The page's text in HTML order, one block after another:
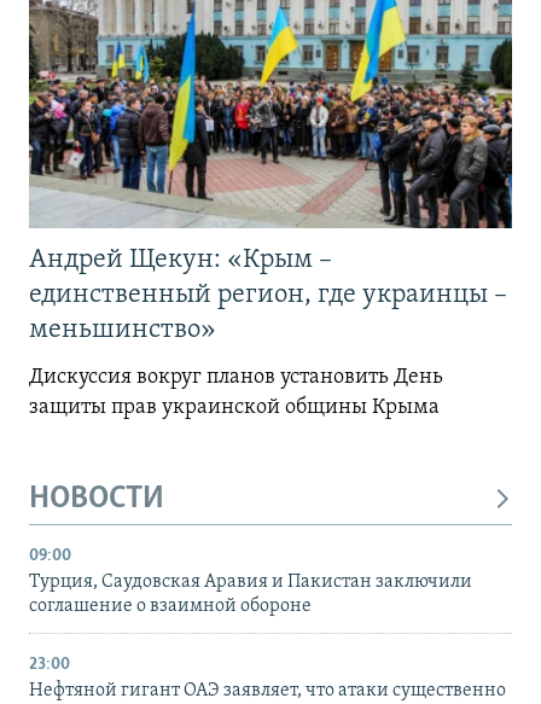
Андрей Щекун: «Крым –
единственный регион, где украинцы –
меньшинство»
Дискуссия вокруг планов установить День
защиты прав украинской общины Крыма
НОВОСТИ
09:00
Турция, Саудовская Аравия и Пакистан заключили
соглашение о взаимной обороне
23:00
Нефтяной гигант ОАЭ заявляет, что атаки существенно